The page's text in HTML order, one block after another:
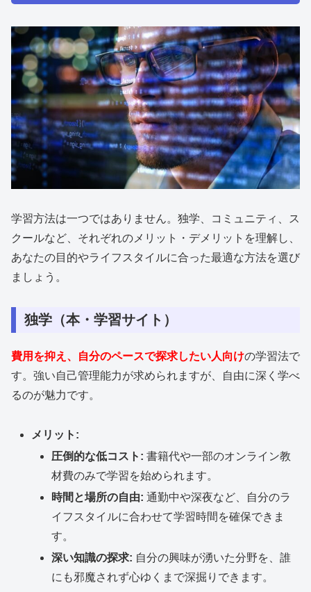
学習方法は一つではありません。独学、コミュニティ、ス
クールなど、それぞれのメリット・デメリットを理解し、
あなたの目的やライフスタイルに合った最適な方法を選び
ましょう。
独学（本・学習サイト）
費用を抑え、自分のペースで探求したい人向けの学習法で
す。強い自己管理能力が求められますが、自由に深く学べ
るのが魅力です。
メリット:
圧倒的な低コスト: 書籍代や一部のオンライン教
材費のみで学習を始められます。
時間と場所の自由: 通勤中や深夜など、自分のラ
イフスタイルに合わせて学習時間を確保できま
す。
深い知識の探求: 自分の興味が湧いた分野を、誰
にも邪魔されず心ゆくまで深掘りできます。